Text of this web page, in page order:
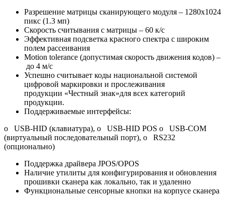
Разрешение матрицы сканирующего модуля – 1280х1024
пикс (1.3 мп)
Скорость считывания с матрицы – 60 к/с
Эффективная подсветка красного спектра с широким
полем рассеивания
Motion tolerance (допустимая скорость движения кодов) –
до 4 м/с
Успешно считывает коды национальной системой
цифровой маркировки и прослеживания
продукции «Честный знак»для всех категорий
продукции.
Поддерживаемые интерфейсы:
o USB-HID (клавиатура), o USB-HID POS o USB-COM
(виртуальный последовательный порт), o RS232
(опционально)
Поддержка драйвера JPOS/OPOS
Наличие утилиты для конфигурирования и обновления
прошивки сканера как локально, так и удаленно
Функциональные сенсорные кнопки на корпусе сканера